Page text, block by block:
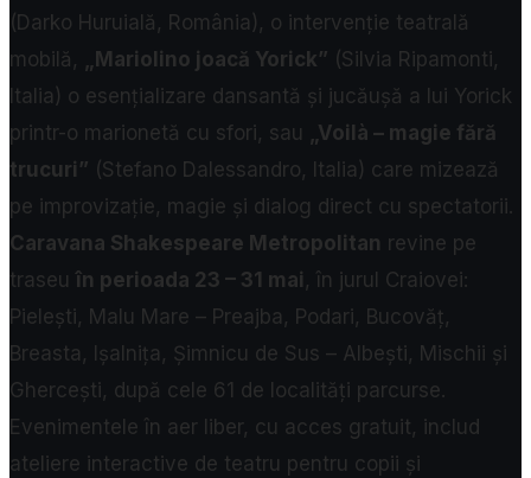
(Darko Huruială, România), o intervenție teatrală
mobilă, „Mariolino joacă Yorick” (Silvia Ripamonti,
Italia) o esențializare dansantă și jucăușă a lui Yorick
printr-o marionetă cu sfori, sau „Voilà – magie fără
trucuri” (Stefano Dalessandro, Italia) care mizează
pe improvizație, magie și dialog direct cu spectatorii.
Caravana Shakespeare Metropolitan revine pe
traseu în perioada 23 – 31 mai , în jurul Craiovei:
Pielești, Malu Mare – Preajba, Podari, Bucovăț,
Breasta, Ișalnița, Șimnicu de Sus – Albești, Mischii și
Ghercești, după cele 61 de localități parcurse.
Evenimentele în aer liber, cu acces gratuit, includ
ateliere interactive de teatru pentru copii și